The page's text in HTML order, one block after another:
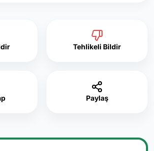
Tehlikeli Bildir
Paylaş